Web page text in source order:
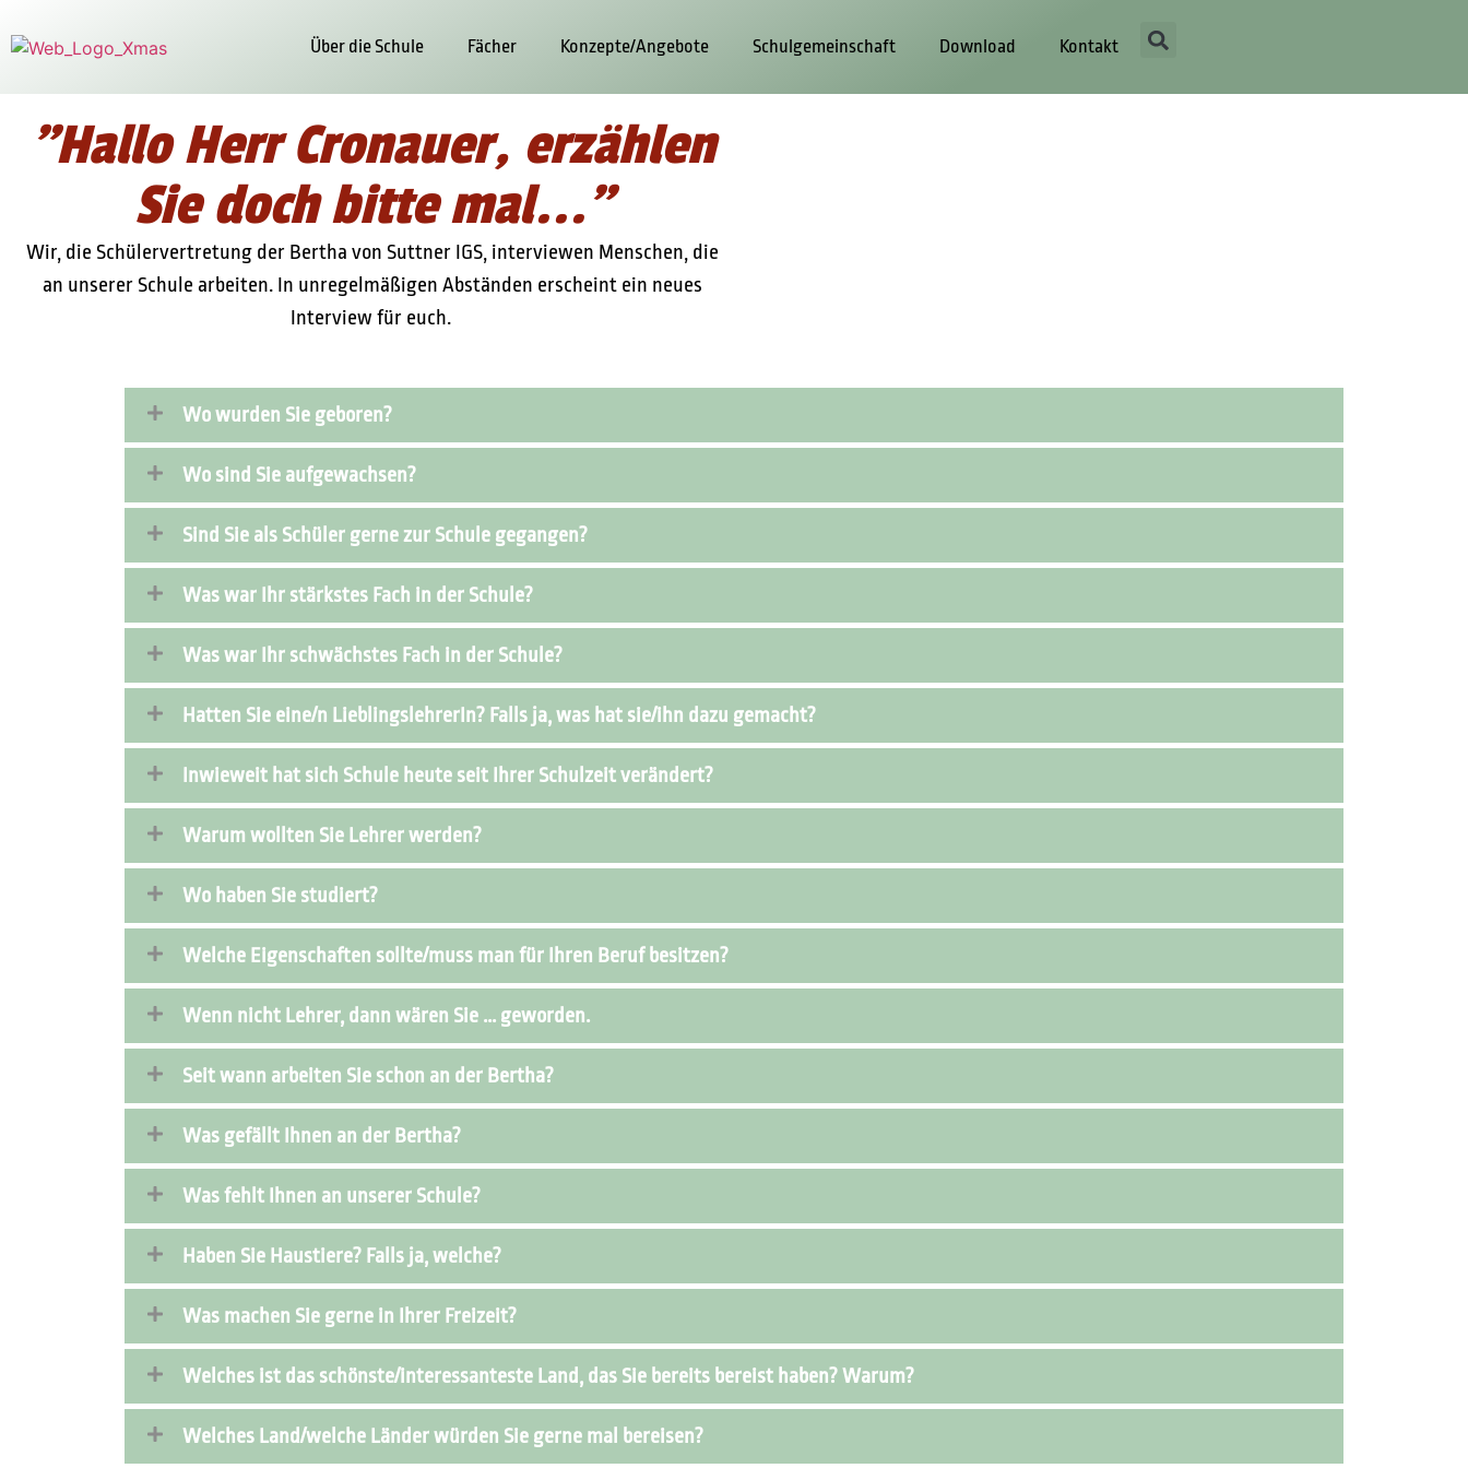
Über die Schule Fächer Konzepte/Angebote Schulgemeinschaft Download Kontakt
"Hallo Herr Cronauer, erzählen
Sie doch bitte mal..."
Wir, die Schülervertretung der Bertha von Suttner IGS, interviewen Menschen, die
an unserer Schule arbeiten. In unregelmäßigen Abständen erscheint ein neues
Interview für euch.
Wo wurden Sie geboren?
Wo sind Sie aufgewachsen?
Sind Sie als Schüler gerne zur Schule gegangen?
Was war Ihr stärkstes Fach in der Schule?
Was war Ihr schwächstes Fach in der Schule?
Hatten Sie eine/n LieblingslehrerIn? Falls ja, was hat sie/ihn dazu gemacht?
Inwieweit hat sich Schule heute seit Ihrer Schulzeit verändert?
Warum wollten Sie Lehrer werden?
Wo haben Sie studiert?
Welche Eigenschaften sollte/muss man für Ihren Beruf besitzen?
Wenn nicht Lehrer, dann wären Sie ... geworden.
Seit wann arbeiten Sie schon an der Bertha?
Was gefällt Ihnen an der Bertha?
Was fehlt Ihnen an unserer Schule?
Haben Sie Haustiere? Falls ja, welche?
Was machen Sie gerne in Ihrer Freizeit?
Welches ist das schönste/interessanteste Land, das Sie bereits bereist haben? Warum?
Welches Land/welche Länder würden Sie gerne mal bereisen?